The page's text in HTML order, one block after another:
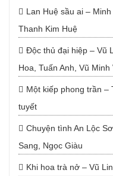
Lan Huệ sầu ai –
Thanh Kim Huệ
Độc thủ đại hiệp – Vũ
Hoa, Tuấn Anh, Vũ Minh
Một kiếp phong trần –
tuyết
Chuyện tình An Lộc
Sang, Ngọc Giàu
Khi hoa trà nở – Vũ